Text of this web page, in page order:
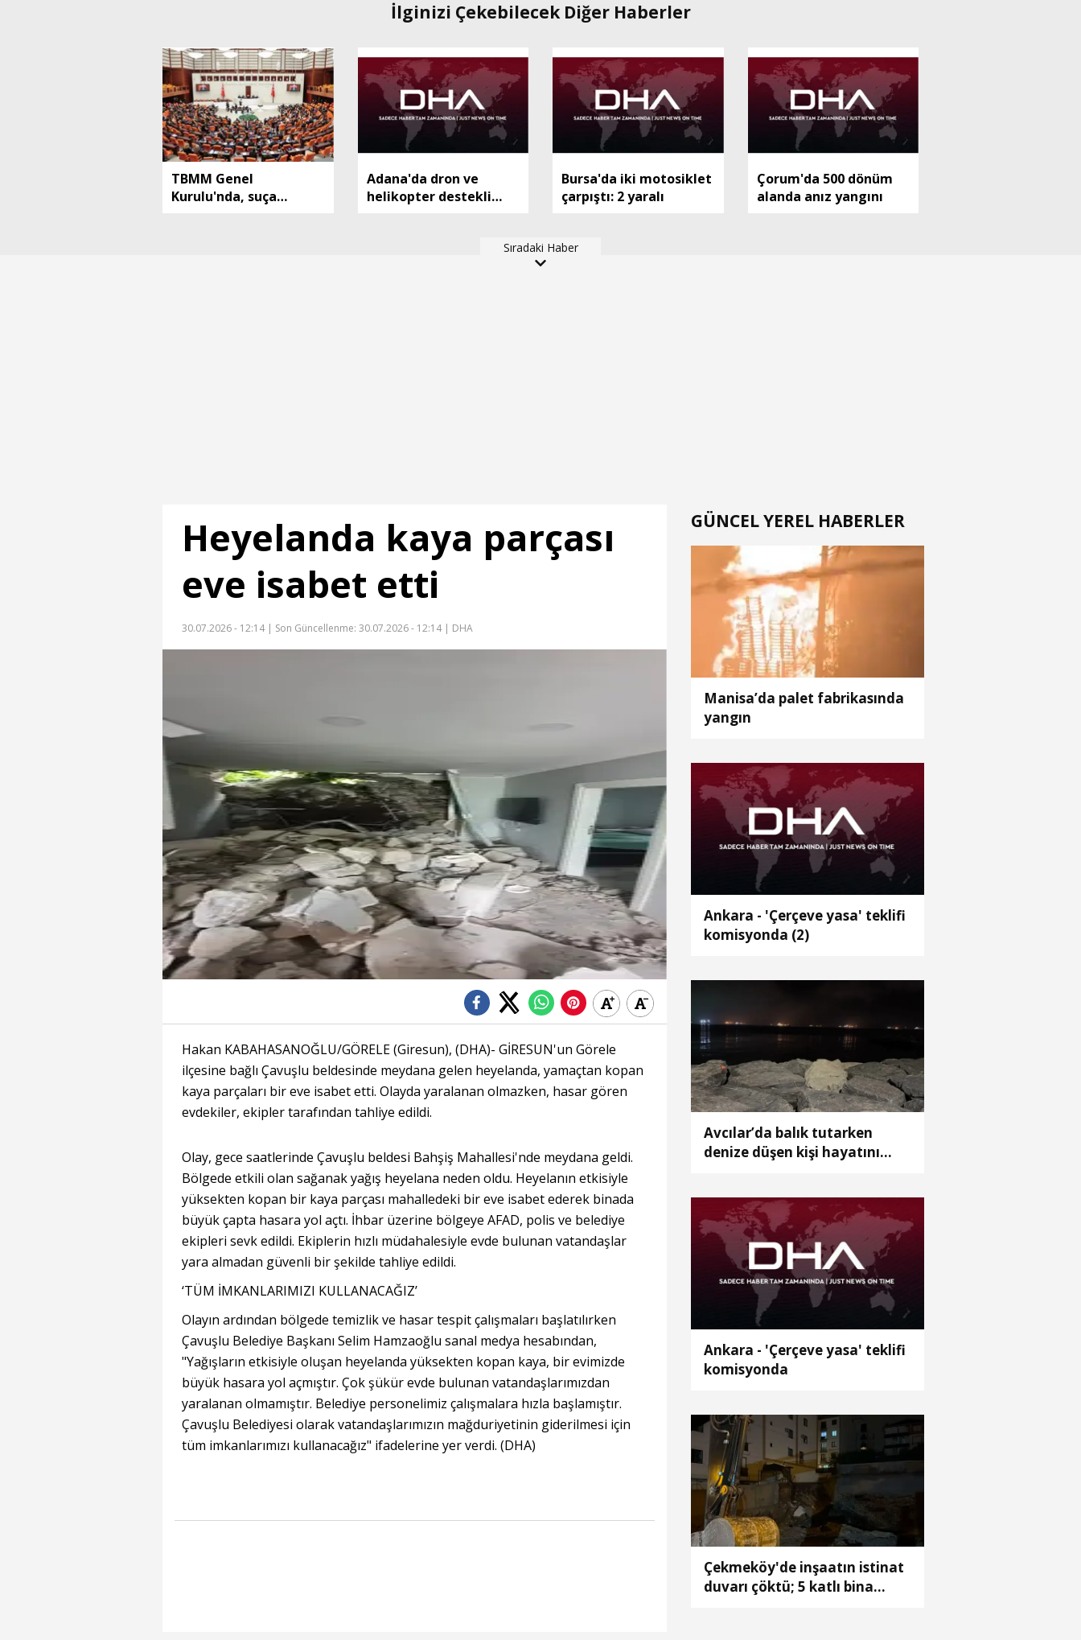
İlginizi Çekebilecek Diğer Haberler
TBMM Genel
Kurulu'nda, suça
Adana'da dron ve
helikopter destekli
Bursa'da iki motosiklet
çarpıştı: 2 yaralı
Çorum'da 500 dönüm
alanda anız yangını
Sıradaki Haber
Heyelanda kaya parçası
eve isabet etti
30.07.2026 - 12:14 | Son Güncellenme: 30.07.2026 - 12:14 | DHA
Hakan KABAHASANOĞLU/GÖRELE (Giresun), (DHA)- GİRESUN'un Görele
ilçesine bağlı Çavuşlu beldesinde meydana gelen heyelanda, yamaçtan kopan
kaya parçaları bir eve isabet etti. Olayda yaralanan olmazken, hasar gören
evdekiler, ekipler tarafından tahliye edildi.
Olay, gece saatlerinde Çavuşlu beldesi Bahşiş Mahallesi'nde meydana geldi.
Bölgede etkili olan sağanak yağış heyelana neden oldu. Heyelanın etkisiyle
yüksekten kopan bir kaya parçası mahalledeki bir eve isabet ederek binada
büyük çapta hasara yol açtı. İhbar üzerine bölgeye AFAD, polis ve belediye
ekipleri sevk edildi. Ekiplerin hızlı müdahalesiyle evde bulunan vatandaşlar
yara almadan güvenli bir şekilde tahliye edildi.
‘TÜM İMKANLARIMIZI KULLANACAĞIZ’
Olayın ardından bölgede temizlik ve hasar tespit çalışmaları başlatılırken
Çavuşlu Belediye Başkanı Selim Hamzaoğlu sanal medya hesabından,
"Yağışların etkisiyle oluşan heyelanda yüksekten kopan kaya, bir evimizde
büyük hasara yol açmıştır. Çok şükür evde bulunan vatandaşlarımızdan
yaralanan olmamıştır. Belediye personelimiz çalışmalara hızla başlamıştır.
Çavuşlu Belediyesi olarak vatandaşlarımızın mağduriyetinin giderilmesi için
tüm imkanlarımızı kullanacağız" ifadelerine yer verdi. (DHA)
GÜNCEL YEREL HABERLER
Manisa’da palet fabrikasında
yangın
Ankara - 'Çerçeve yasa' teklifi
komisyonda (2)
Avcılar’da balık tutarken
denize düşen kişi hayatını
Ankara - 'Çerçeve yasa' teklifi
komisyonda
Çekmeköy'de inşaatın istinat
duvarı çöktü; 5 katlı bina